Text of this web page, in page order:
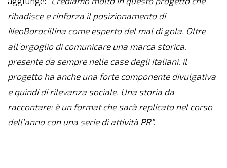
ribadisce e rinforza il posizionamento di
NeoBorocillina come esperto del mal di gola. Oltre
all’orgoglio di comunicare una marca storica,
presente da sempre nelle case degli italiani, il
progetto ha anche una forte componente divulgativa
e quindi di rilevanza sociale. Una storia da
raccontare: è un format che sarà replicato nel corso
dell’anno con una serie di attività PR”.